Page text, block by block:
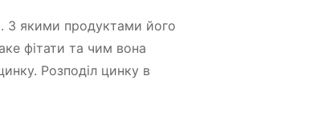
З якими продуктами його
фітати та чим вона
Розподіл цинку в